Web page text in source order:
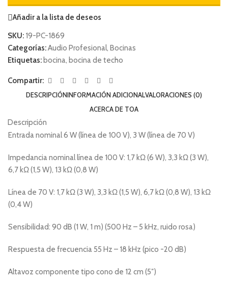
Añadir a la lista de deseos
SKU: 19-PC-1869
Categorías:Audio Profesional, Bocinas
Etiquetas: bocina, bocina de techo
Compartir:
DESCRIPCIÓNINFORMACIÓN ADICIONALVALORACIONES (0)
ACERCA DE TOA
Descripción
Entrada nominal 6 W (línea de 100 V), 3 W (línea de 70 V)
Impedancia nominal línea de 100 V: 1,7 kΩ (6 W), 3,3 kΩ (3 W),
6,7 kΩ (1,5 W), 13 kΩ (0,8 W)
Línea de 70 V: 1,7 kΩ (3 W), 3,3 kΩ (1,5 W), 6,7 kΩ (0,8 W), 13 kΩ
(0,4 W)
Sensibilidad: 90 dB (1 W, 1 m) (500 Hz – 5 kHz, ruido rosa)
Respuesta de frecuencia 55 Hz – 18 kHz (pico -20 dB)
Altavoz componente tipo cono de 12 cm (5″)